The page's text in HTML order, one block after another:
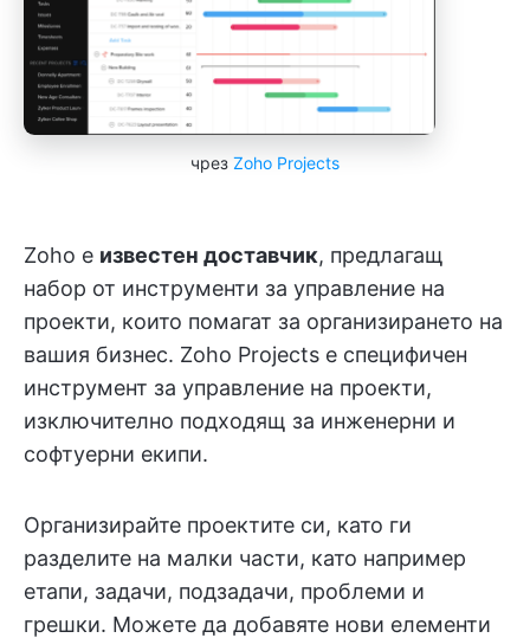
чрез Zoho Projects
Zoho е известен доставчик, предлагащ
набор от инструменти за управление на
проекти, които помагат за организирането на
вашия бизнес. Zoho Projects е специфичен
инструмент за управление на проекти,
изключително подходящ за инженерни и
софтуерни екипи.
Организирайте проектите си, като ги
разделите на малки части, като например
етапи, задачи, подзадачи, проблеми и
грешки. Можете да добавяте нови елементи